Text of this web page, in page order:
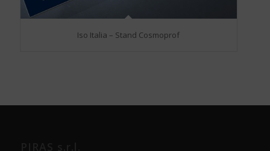
Iso Italia – Stand Cosmoprof